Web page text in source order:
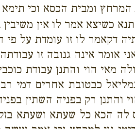
ומבית הכסא וכי
כשיצא אמר לו אין
דקאמר לו זו עומדת על
אומר אינה גנובה זו
מאי הוי והתנן עבודת
כבטובת אחרים דמי
והתנן רק בפניה השתין
לה הכא כל שעתא ושעתא